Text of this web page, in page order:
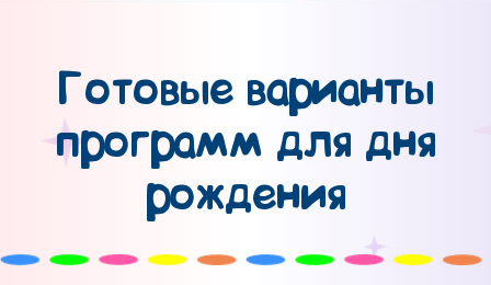
Готовые варианты
программ для дня
рождения